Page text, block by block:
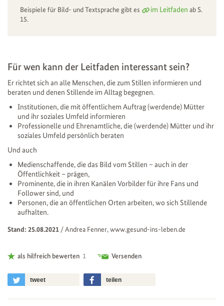
Beispiele für Bild- und Textsprache gibt es
im Leitfaden ab S.
15.
Für wen kann der Leitfaden interessant sein?
Er richtet sich an alle Menschen, die zum Stillen informieren und
beraten und denen Stillende im Alltag begegnen.
Institutionen, die mit öffentlichem Auftrag (werdende) Mütter
und ihr soziales Umfeld informieren
Professionelle und Ehrenamtliche, die (werdende) Mütter und ihr
soziales Umfeld persönlich beraten
Und auch
Medienschaffende, die das Bild vom Stillen – auch in der
Öffentlichkeit – prägen,
Prominente, die in ihren Kanälen Vorbilder für ihre Fans und
Follower sind, und
Personen, die an öffentlichen Orten arbeiten, wo sich Stillende
aufhalten.
Stand: 25.08.2021 /Andrea Fenner, www.gesund-ins-leben.de
als hilfreich bewerten 1 Versenden
tweet teilen